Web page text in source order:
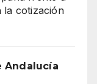
la cotización
Andalucía